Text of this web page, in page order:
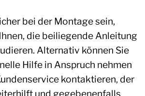
bei der Montage sein,
die beiliegende Anleitung
Alternativ können Sie
Hilfe in Anspruch nehmen
kontaktieren, der
und gegebenenfalls